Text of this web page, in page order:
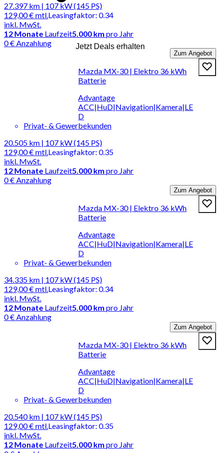
Jetzt Deals erhalten
27.397 km | 107 kW (145 PS)
129,00 €mtl.
inkl. MwSt.
Leasingfaktor: 0.34
12 Monate Laufzeit5.000 km pro Jahr
0 € Anzahlung
Zum Angebot
Mazda MX-30 | Elektro 36 kWh
Batterie
Advantage
ACC|HuD|Navigation|Kamera|LE
D
Privat- & Gewerbekunden
20.505 km | 107 kW (145 PS)
129,00 €mtl.
inkl. MwSt.
Leasingfaktor: 0.35
12 Monate Laufzeit5.000 km pro Jahr
0 € Anzahlung
Zum Angebot
Mazda MX-30 | Elektro 36 kWh
Batterie
Advantage
ACC|HuD|Navigation|Kamera|LE
D
Privat- & Gewerbekunden
34.335 km | 107 kW (145 PS)
129,00 €mtl.
inkl. MwSt.
Leasingfaktor: 0.34
12 Monate Laufzeit5.000 km pro Jahr
0 € Anzahlung
Zum Angebot
Mazda MX-30 | Elektro 36 kWh
Batterie
Advantage
ACC|HuD|Navigation|Kamera|LE
D
Privat- & Gewerbekunden
20.540 km | 107 kW (145 PS)
129,00 €mtl.
inkl. MwSt.
Leasingfaktor: 0.35
12 Monate Laufzeit5.000 km pro Jahr